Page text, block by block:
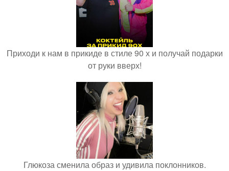
Приходи к нам в прикиде в стиле 90 х и получай подарки
от руки вверх!
Глюкоза сменила образ и удивила поклонников.